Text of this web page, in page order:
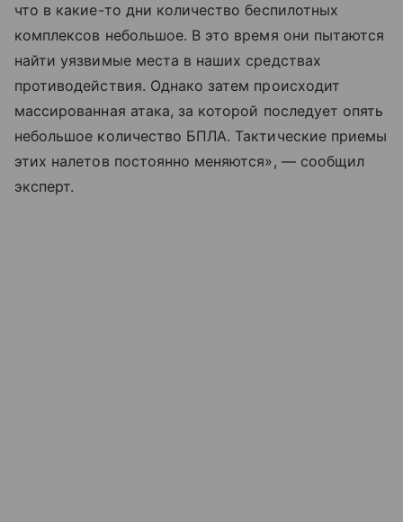
что в какие-то дни количество беспилотных
комплексов небольшое. В это время они пытаются
найти уязвимые места в наших средствах
противодействия. Однако затем происходит
массированная атака, за которой последует опять
небольшое количество БПЛА. Тактические приемы
этих налетов постоянно меняются», — сообщил
эксперт.